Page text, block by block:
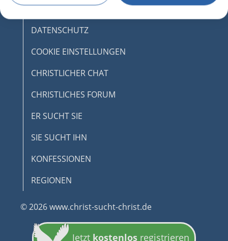
IMPRESSUM
DATENSCHUTZ
COOKIE EINSTELLUNGEN
CHRISTLICHER CHAT
CHRISTLICHES FORUM
ER SUCHT SIE
SIE SUCHT IHN
KONFESSIONEN
REGIONEN
© 2026 www.christ-sucht-christ.de
Jetzt kostenlos registrieren